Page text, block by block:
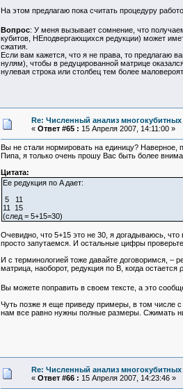
На этом предлагаю пока считать процедуру
Вопрос: У меня вызывает сомнение, что
кубитов, НЕподвергающихся редукции) может
сжатия.
Если вам кажется, что я не права, то предлагаю
нулям), чтобы в редуцированной матрице
нулевая строка или столбец тем более
Re: Численный анализ многокубитных
« Ответ #65 : 15 Апреля 2007, 14:11:00 »
Вы не стали нормировать на единицу? Наверное,
Пипа, я только очень прошу Вас быть более
Цитата:
Ее редукция по A дает:
5 11
11 15
(след = 5+15=30)
Очевидно, что 5+15 это не 30, я догадываюсь,
просто запутаемся. И остальные цифры
И с терминологией тоже давайте договоримся, –
матрица, наоборот, редукция по B, когда остается ρ
Вы можете поправить в своем тексте, а это
Чуть позже я еще приведу примеры, в том числе
нам все равно нужны полные размеры. Сжимать
Re: Численный анализ многокубитных
« Ответ #66 : 15 Апреля 2007, 14:23:46 »